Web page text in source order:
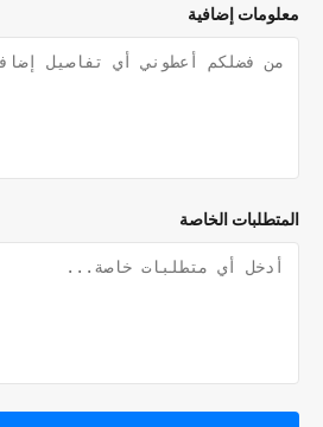
إضافية
الخاصة